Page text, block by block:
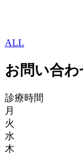
ALL
お問い合わ
診療時間
月
火
水
木